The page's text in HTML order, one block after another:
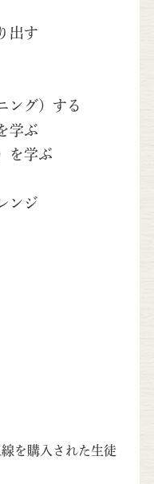
出す
ング）する
学ぶ
を学ぶ
ンジ
を購入された生徒